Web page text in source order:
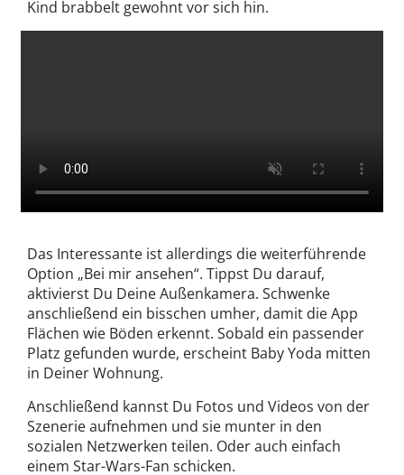
Kind brabbelt gewohnt vor sich hin.
Das Interessante ist allerdings die weiterführende
Option „Bei mir ansehen“. Tippst Du darauf,
aktivierst Du Deine Außenkamera. Schwenke
anschließend ein bisschen umher, damit die App
Flächen wie Böden erkennt. Sobald ein passender
Platz gefunden wurde, erscheint Baby Yoda mitten
in Deiner Wohnung.
Anschließend kannst Du Fotos und Videos von der
Szenerie aufnehmen und sie munter in den
sozialen Netzwerken teilen. Oder auch einfach
einem Star-Wars-Fan schicken.